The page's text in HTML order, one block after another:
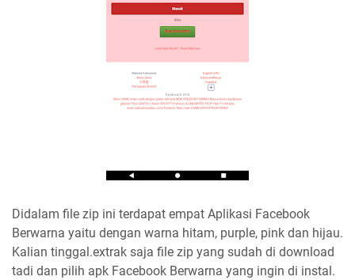
Didalam file zip ini terdapat empat Aplikasi Facebook
Berwarna yaitu dengan warna hitam, purple, pink dan hijau.
Kalian tinggal.extrak saja file zip yang sudah di download
tadi dan pilih apk Facebook Berwarna yang ingin di instal.